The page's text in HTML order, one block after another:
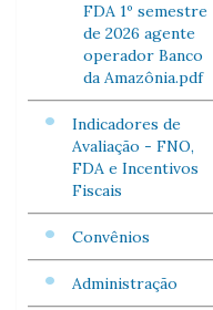
FDA 1º semestre
de 2026 agente
operador Banco
da Amazônia.pdf
Indicadores de
Avaliação - FNO,
FDA e Incentivos
Fiscais
Convênios
Administração